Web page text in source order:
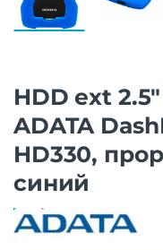
HDD ext
ADATA
HD330,
синий